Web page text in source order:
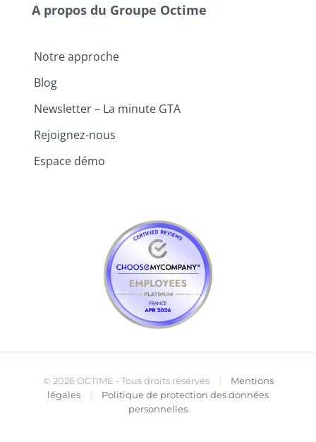
A propos du Groupe Octime
Notre approche
Blog
Newsletter – La minute GTA
Rejoignez-nous
Espace démo
© 2026 OCTIME - Tous droits réservés |
Mentions
légales
|
Politique de protection des données
personnelles